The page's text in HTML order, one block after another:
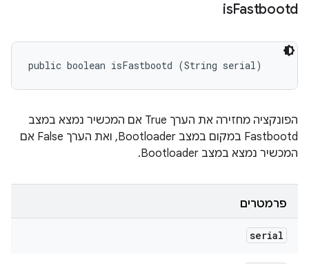
isFastbootd
public boolean isFastbootd (String serial)
הפונקציה מחזירה את הערך True אם המכשיר נמצא במצב
Fastbootd במקום במצב Bootloader, ואת הערך False אם
המכשיר נמצא במצב Bootloader.
פרמטרים
serial